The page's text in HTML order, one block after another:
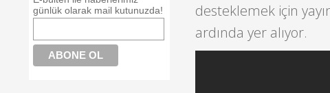
günlük olarak mail kutunuzda!
desteklemek için
ardında yer alıyor.